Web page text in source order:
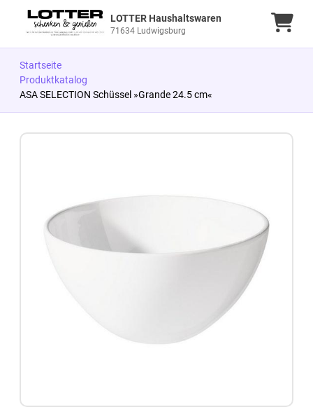
LOTTER Haushaltswaren
71634 Ludwigsburg
Startseite
Produktkatalog
ASA SELECTION Schüssel »Grande 24.5 cm«